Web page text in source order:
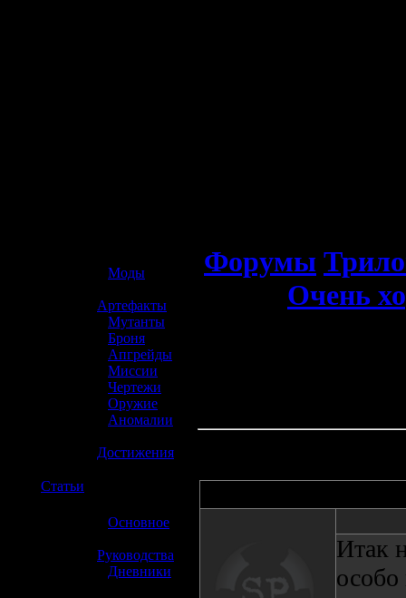
Моды
Артефакты
Мутанты
Броня
Апгрейды
Миссии
Чертежи
Оружие
Аномалии
Достижения
Статьи
Основное
Руководства
Дневники
Форумы
Очень
Итак
особо